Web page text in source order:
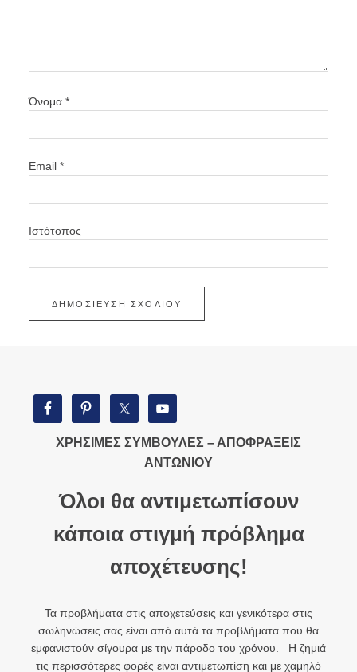
Όνομα *
Email *
Ιστότοπος
ΧΡΗΣΙΜΕΣ ΣΥΜΒΟΥΛΕΣ – ΑΠΟΦΡΑΞΕΙΣ
ΑΝΤΩΝΙΟΥ
Όλοι θα αντιμετωπίσουν
κάποια στιγμή πρόβλημα
αποχέτευσης!
Τα προβλήματα στις αποχετεύσεις και γενικότερα στις
σωληνώσεις σας είναι από αυτά τα προβλήματα που θα
εμφανιστούν σίγουρα με την πάροδο του χρόνου. Η ζημιά
τις περισσότερες φορές είναι αντιμετωπίση και με χαμηλό